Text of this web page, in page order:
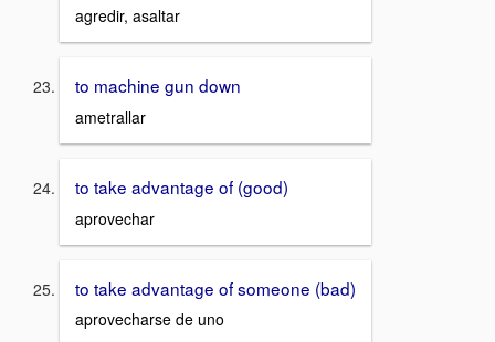
agredir, asaltar
to machine gun down
ametrallar
to take advantage of (good)
aprovechar
to take advantage of someone (bad)
aprovecharse de uno